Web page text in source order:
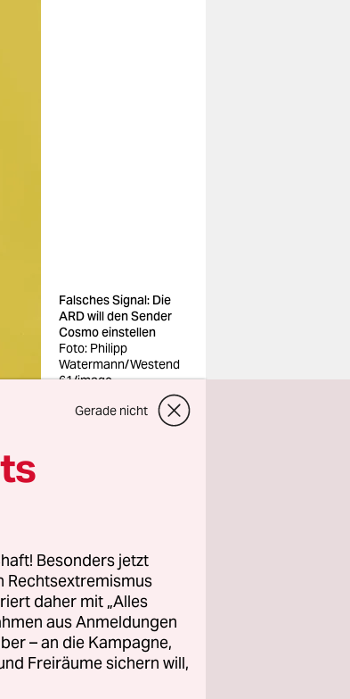
Falsches Signal: Die
ARD will den Sender
Cosmo einstellen
Foto: Philipp
Watermann/Westend
61/imago
in
Gerade nicht
Besonders jetzt
Rechtsextremismus
daher mit „Alles
aus Anmeldungen
– an die Kampagne,
Freiräume sichern will,